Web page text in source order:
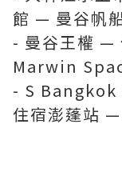
館 — 曼谷帆
- 曼谷王權 —
Marwin
- S Bangkok
住宿澎蓬站 —